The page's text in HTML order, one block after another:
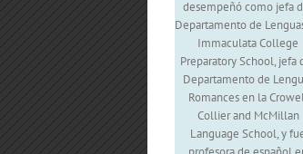
desempeñó como jefa
Departamento de
Immaculata College
Preparatory School, jefa
Departamento de
Romances en la
Collier and McMillan
Language School, y